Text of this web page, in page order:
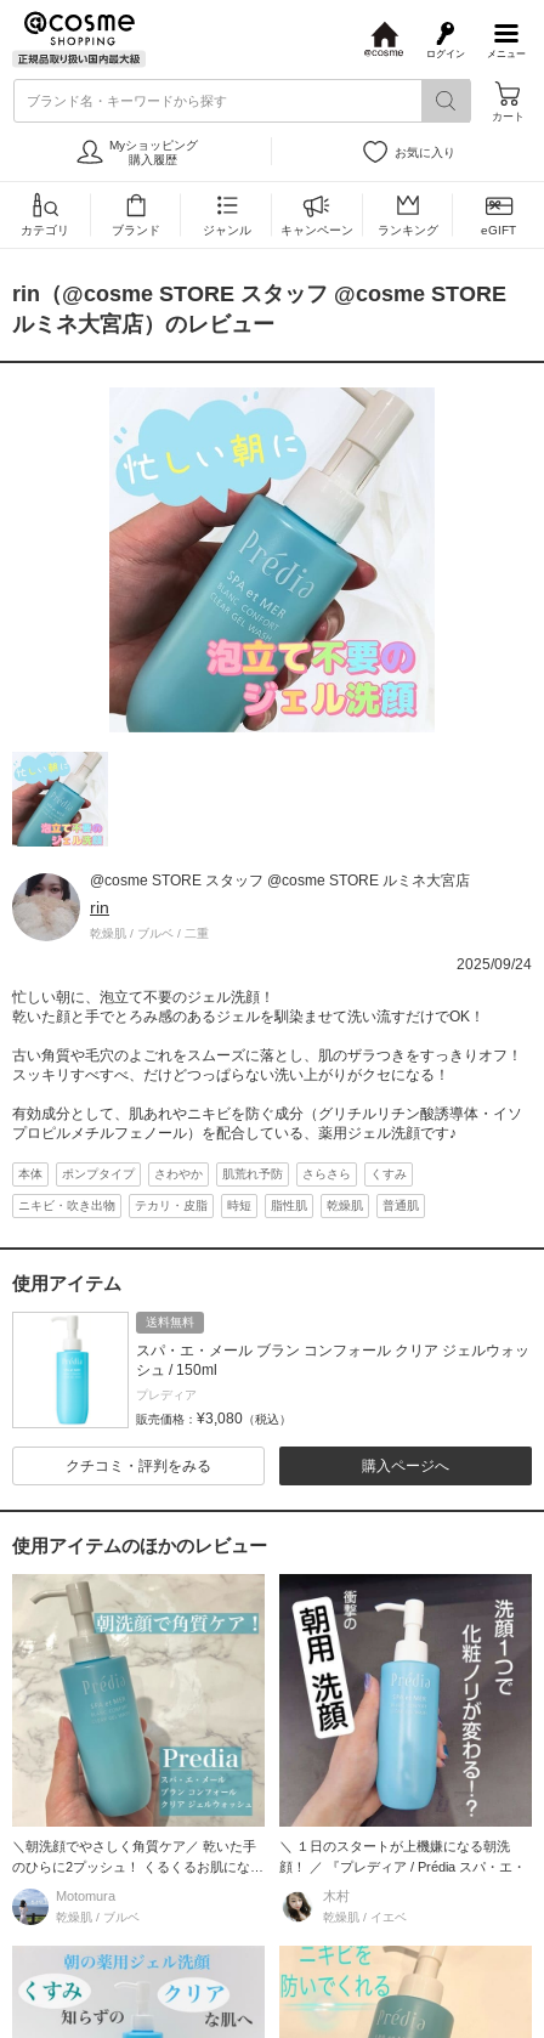
メニュー
ログイン
s
ブランド名・キーワードから探す
カート
Myショッピング
購入履歴
お気に入り
カテゴリ ブランド ジャンル キャンペーン ランキング eGIFT
rin（@cosme STORE スタッフ @cosme STORE
ルミネ大宮店）のレビュー
@cosme STORE スタッフ @cosme STORE ルミネ大宮店
rin
乾燥肌 / ブルベ / 二重
2025/09/24
忙しい朝に、泡立て不要のジェル洗顔！
乾いた顔と手でとろみ感のあるジェルを馴染ませて洗い流すだけでOK！
古い角質や毛穴のよごれをスムーズに落とし、肌のザラつきをすっきりオフ！
スッキリすべすべ、だけどつっぱらない洗い上がりがクセになる！
有効成分として、肌あれやニキビを防ぐ成分（グリチルリチン酸誘導体・イソ
プロピルメチルフェノール）を配合している、薬用ジェル洗顔です♪
本体 ポンプタイプ さわやか 肌荒れ予防 さらさら くすみ
ニキビ・吹き出物 テカリ・皮脂 時短 脂性肌 乾燥肌 普通肌
使用アイテム
送料無料
スパ・エ・メール ブラン コンフォール クリア ジェルウォッ
シュ / 150ml
プレディア
販売価格： ¥3,080 （税込）
購入ページへ
クチコミ・評判をみる
使用アイテムのほかのレビュー
＼朝洗顔でやさしく角質ケア／ 乾いた手
のひらに2プッシュ！ くるくるお肌になじ
ませて洗
Motomura
乾燥肌 / ブルベ
＼ １日のスタートが上機嫌になる朝洗
顔！ ／ 『プレディア / Prédia スパ・エ・
木村
乾燥肌 / イエベ